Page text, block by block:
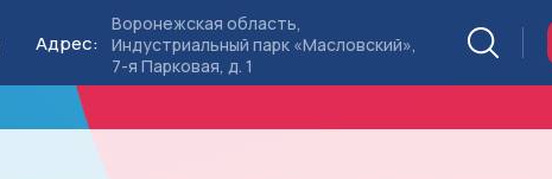
Адрес:
Воронежская область,
Индустриальный парк «Масловский»,
7-я Парковая, д. 1